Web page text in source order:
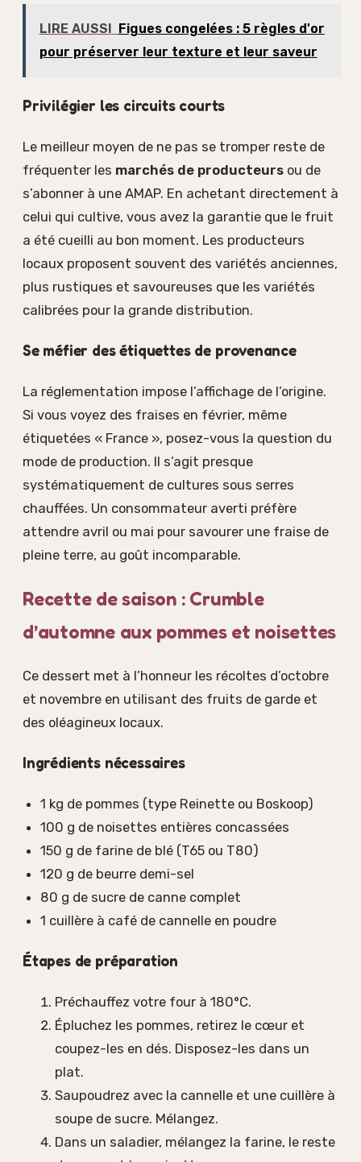
LIRE AUSSI
Figues congelées : 5 règles d'or
pour préserver leur texture et leur saveur
Privilégier les circuits courts
Le meilleur moyen de ne pas se tromper reste de
fréquenter les marchés de producteurs ou de
s’abonner à une AMAP. En achetant directement à
celui qui cultive, vous avez la garantie que le fruit
a été cueilli au bon moment. Les producteurs
locaux proposent souvent des variétés anciennes,
plus rustiques et savoureuses que les variétés
calibrées pour la grande distribution.
Se méfier des étiquettes de provenance
La réglementation impose l’affichage de l’origine.
Si vous voyez des fraises en février, même
étiquetées « France », posez-vous la question du
mode de production. Il s’agit presque
systématiquement de cultures sous serres
chauffées. Un consommateur averti préfère
attendre avril ou mai pour savourer une fraise de
pleine terre, au goût incomparable.
Recette de saison : Crumble
d’automne aux pommes et noisettes
Ce dessert met à l’honneur les récoltes d’octobre
et novembre en utilisant des fruits de garde et
des oléagineux locaux.
Ingrédients nécessaires
1 kg de pommes (type Reinette ou Boskoop)
100 g de noisettes entières concassées
150 g de farine de blé (T65 ou T80)
120 g de beurre demi-sel
80 g de sucre de canne complet
1 cuillère à café de cannelle en poudre
Étapes de préparation
Préchauffez votre four à 180°C.
Épluchez les pommes, retirez le cœur et
coupez-les en dés. Disposez-les dans un
plat.
Saupoudrez avec la cannelle et une cuillère à
soupe de sucre. Mélangez.
Dans un saladier, mélangez la farine, le reste